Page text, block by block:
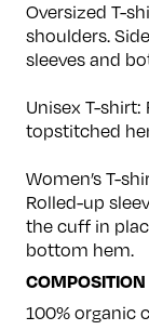
Oversized T-
shoulders.
sleeves and
Unisex T-shirt:
topstitched
Women’s T-
Rolled-up
the cuff in
bottom hem.
COMPOSITION
100% organic